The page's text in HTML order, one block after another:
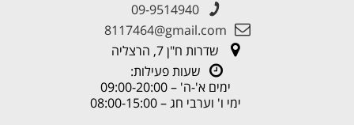
09-9514940
8117464@gmail.com
שדרות ח"ן 7, הרצליה
שעות פעילות:
ימים א'-ה' – 09:00-20:00
ימי ו' וערבי חג – 08:00-15:00